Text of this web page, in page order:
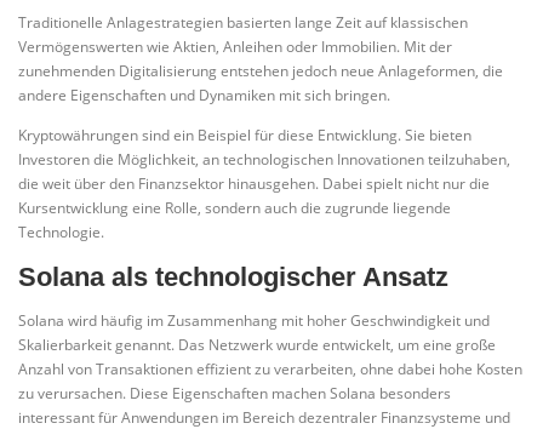
Traditionelle Anlagestrategien basierten lange Zeit auf klassischen
Vermögenswerten wie Aktien, Anleihen oder Immobilien. Mit der
zunehmenden Digitalisierung entstehen jedoch neue Anlageformen, die
andere Eigenschaften und Dynamiken mit sich bringen.
Kryptowährungen sind ein Beispiel für diese Entwicklung. Sie bieten
Investoren die Möglichkeit, an technologischen Innovationen teilzuhaben,
die weit über den Finanzsektor hinausgehen. Dabei spielt nicht nur die
Kursentwicklung eine Rolle, sondern auch die zugrunde liegende
Technologie.
Solana als technologischer Ansatz
Solana wird häufig im Zusammenhang mit hoher Geschwindigkeit und
Skalierbarkeit genannt. Das Netzwerk wurde entwickelt, um eine große
Anzahl von Transaktionen effizient zu verarbeiten, ohne dabei hohe Kosten
zu verursachen. Diese Eigenschaften machen Solana besonders
interessant für Anwendungen im Bereich dezentraler Finanzsysteme und